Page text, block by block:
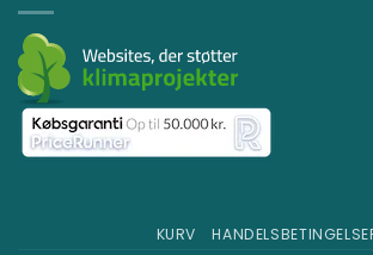
KURV